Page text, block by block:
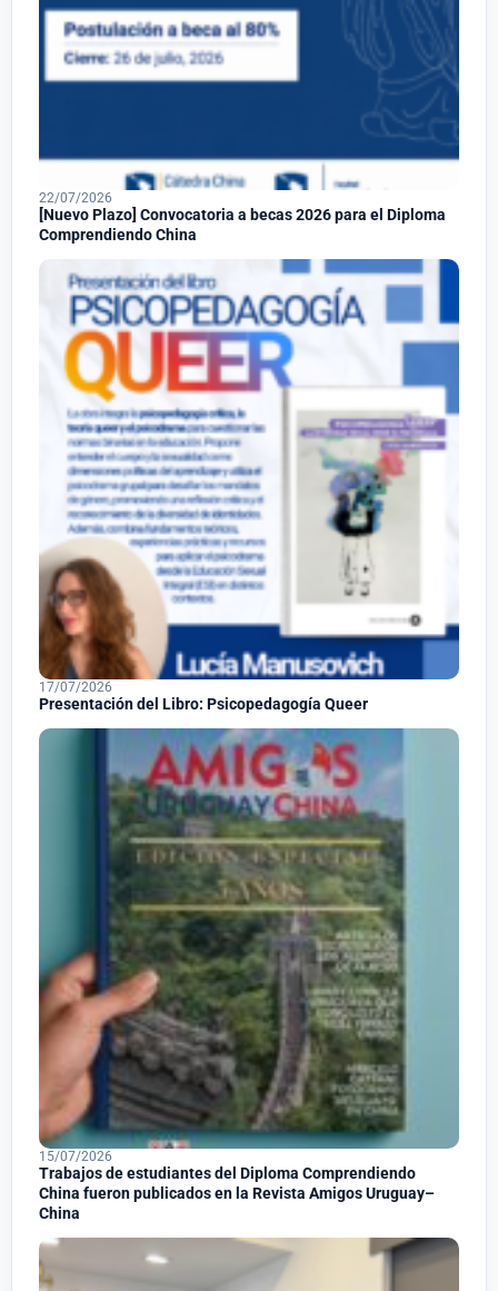
22/07/2026
[Nuevo Plazo] Convocatoria a becas 2026 para el Diploma
Comprendiendo China
17/07/2026
Presentación del Libro: Psicopedagogía Queer
15/07/2026
Trabajos de estudiantes del Diploma Comprendiendo
China fueron publicados en la Revista Amigos Uruguay–
China